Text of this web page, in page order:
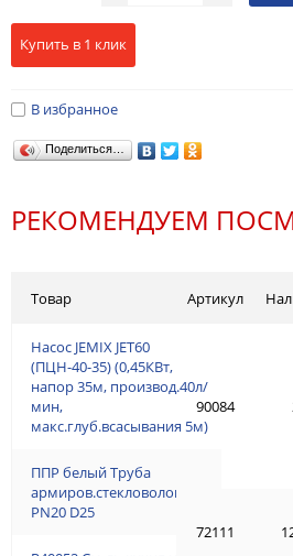
Купить в 1 клик
В избранное
Поделиться…
РЕКОМЕНДУЕМ
Товар
Насос JEMIX JET60
(ПЦН-40-35) (0,45КВт,
напор 35м, производ.40л/
мин,
макс.глуб.всасывания 5м)
ППР белый Труба
армиров.стекловолокном
PN20 D25
Артикул
90084
72111